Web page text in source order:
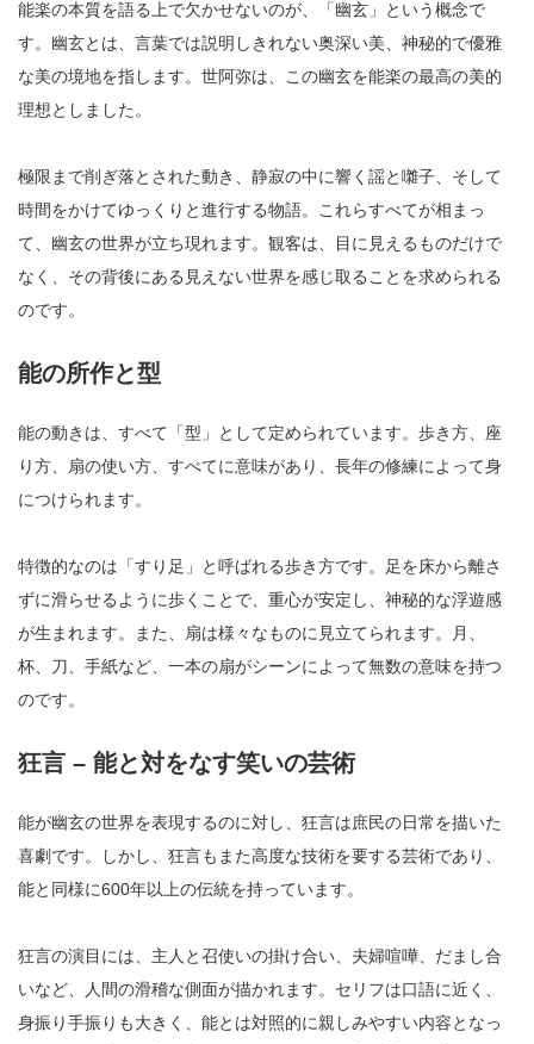
能楽の本質を語る上で欠かせないのが、「幽玄」という概念で
す。幽玄とは、言葉では説明しきれない奥深い美、神秘的で優雅
な美の境地を指します。世阿弥は、この幽玄を能楽の最高の美的
理想としました。
極限まで削ぎ落とされた動き、静寂の中に響く謡と囃子、そして
時間をかけてゆっくりと進行する物語。これらすべてが相まっ
て、幽玄の世界が立ち現れます。観客は、目に見えるものだけで
なく、その背後にある見えない世界を感じ取ることを求められる
のです。
能の所作と型
能の動きは、すべて「型」として定められています。歩き方、座
り方、扇の使い方、すべてに意味があり、長年の修練によって身
につけられます。
特徴的なのは「すり足」と呼ばれる歩き方です。足を床から離さ
ずに滑らせるように歩くことで、重心が安定し、神秘的な浮遊感
が生まれます。また、扇は様々なものに見立てられます。月、
杯、刀、手紙など、一本の扇がシーンによって無数の意味を持つ
のです。
狂言 – 能と対をなす笑いの芸術
能が幽玄の世界を表現するのに対し、狂言は庶民の日常を描いた
喜劇です。しかし、狂言もまた高度な技術を要する芸術であり、
能と同様に600年以上の伝統を持っています。
狂言の演目には、主人と召使いの掛け合い、夫婦喧嘩、だまし合
いなど、人間の滑稽な側面が描かれます。セリフは口語に近く、
身振り手振りも大きく、能とは対照的に親しみやすい内容となっ